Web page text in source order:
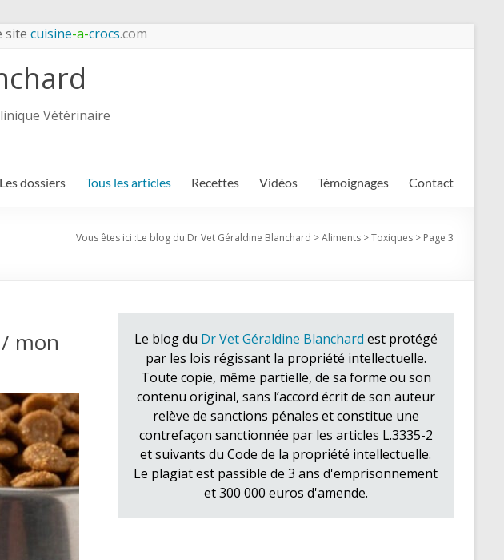
site cuisine-a-crocs.com
Vétérinaire
Les dossiers Tous les articles Recettes Vidéos Témoignages Contact
Vous êtes ici :Le blog du Dr Vet Géraldine Blanchard >Aliments >Toxiques > Page 3
mon
Le blog du Dr Vet Géraldine Blanchard est protégé
par les lois régissant la propriété intellectuelle.
Toute copie, même partielle, de sa forme ou son
contenu original, sans l’accord écrit de son auteur
relève de sanctions pénales et constitue une
contrefaçon sanctionnée par les articles L.3335-2
et suivants du Code de la propriété intellectuelle.
Le plagiat est passible de 3 ans d'emprisonnement
et 300 000 euros d'amende.